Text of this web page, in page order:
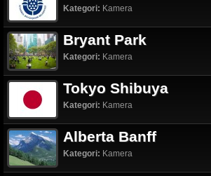
Kategori: Kamera
Bryant Park
Kategori: Kamera
Tokyo Shibuya
Kategori: Kamera
Alberta Banff
Kategori: Kamera